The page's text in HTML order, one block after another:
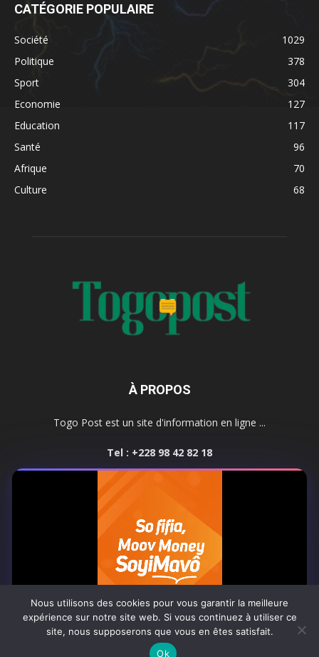
CATÉGORIE POPULAIRE
Société
1029
Politique
378
Sport
304
Economie
127
Education
117
Santé
96
Afrique
70
Culture
68
À PROPOS
Togo Post est un site d'information en ligne ...
Tel : +228 98 42 82 18
Contactez-nous:
SUIVEZ NOUS
Africa-Newsroom Contact Activités du site
Nous utilisons des cookies pour vous garantir la meilleure
expérience sur notre site web. Si vous continuez à utiliser ce
site, nous supposerons que vous en êtes satisfait.
Ok